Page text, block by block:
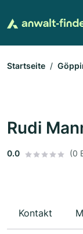
Startseite
Rudi
0.0 (0
Kontakt